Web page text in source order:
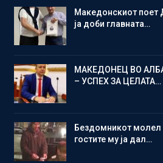
Македонскиот
ја доби главната…
МАКЕДОНЕЦ ВО
– УСПЕХ ЗА ЦЕЛАТА…
Бездомникот молел
гостите му ја дал…